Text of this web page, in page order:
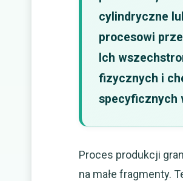
cylindryczne
procesowi
Ich
fizycznych i
specyficznych
Proces produkcji
na małe fragmenty.